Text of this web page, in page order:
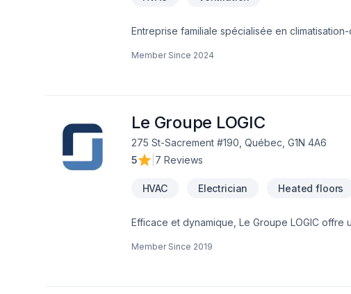
Entreprise familiale spécialisée en
Member Since 2024
Le Groupe LOGIC
275 St-Sacrement #190, Québec, G1N 4A6
5
7 Reviews
HVAC Electrician Heated floors
Efficace et dynamique, Le Groupe LOGIC
mieux répondre à vos besoins
Member Since 2019